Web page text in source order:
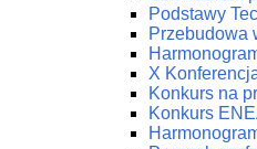
Podstawy
Przebudowa
X
Konkurs na
Konkurs